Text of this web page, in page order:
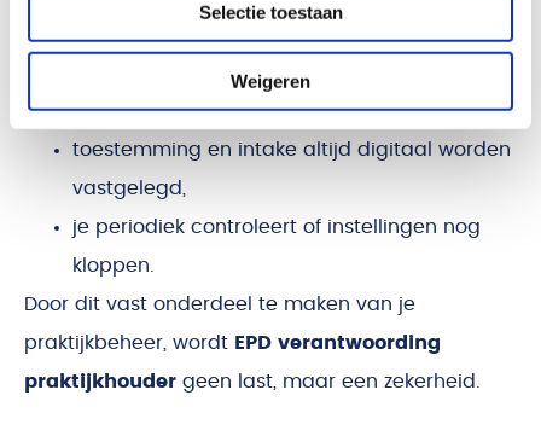
Selectie toestaan
Weigeren
elke gebruiker een eigen account heeft,
logging standaard actief is,
toestemming en intake altijd digitaal worden
vastgelegd,
je periodiek controleert of instellingen nog
kloppen.
Door dit vast onderdeel te maken van je
praktijkbeheer, wordt EPD verantwoording
praktijkhouder geen last, maar een zekerheid.